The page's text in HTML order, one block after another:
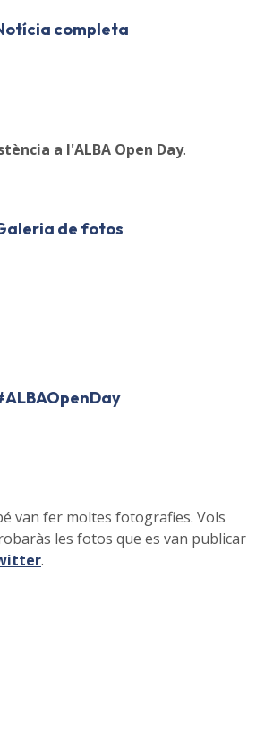
completa
a l'ALBA Open Day.
de fotos
van fer moltes fotografies. Vols
les fotos que es van publicar
.